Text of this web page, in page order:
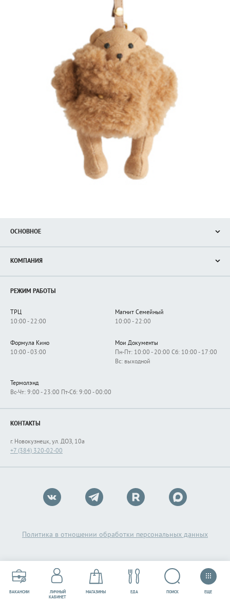
ВАКАНСИИ
ЛИЧНЫЙ
КАБИНЕТ
МАГАЗИНЫ ЕДА РАЗВЛЕЧЕНИЯ СЕРВИСЫ
ПОИСК ЕЩЕ
ОСНОВНОЕ
Новости
Магазины
Услуги
КОМПАНИЯ
Рекламодателям
Как добраться
РЕЖИМ РАБОТЫ
ТРЦ
10:00 - 22:00
Магнит Семейный
10:00 - 22:00
Формула Кино
10:00 - 03:00
Мои Документы
Пн-Пт: 10:00 - 20:00 Сб: 10:00 - 17:00
Вс: выходной
Термолэнд
Вс-Чт: 9:00 - 23:00 Пт-Сб: 9:00 - 00:00
КОНТАКТЫ
г. Новокузнецк, ул. ДОЗ, 10а
+7 (384) 320-02-00
Политика в отношении обработки персональных данных